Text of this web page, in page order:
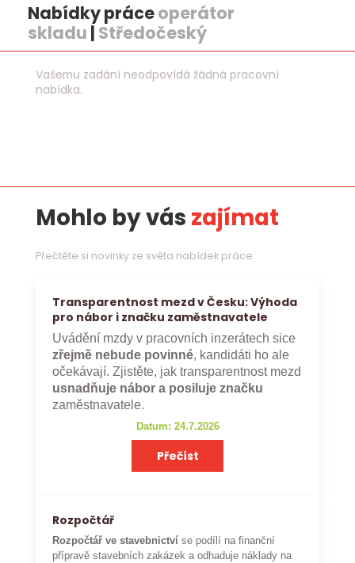
Nabídky práceoperátor
skladu | Středočeský
Vašemu zadání neodpovídá žádná pracovní
nabídka.
Mohlo by vás zajímat
Přečtěte si novinky ze světa nabídek práce
Transparentnost mezd v Česku: Výhoda
pro nábor i značku zaměstnavatele
Uvádění mzdy v pracovních inzerátech sice
zřejmě nebude povinné, kandidáti ho ale
očekávají. Zjistěte, jak transparentnost mezd
usnadňuje nábor a posiluje značku
zaměstnavatele.
Datum: 24.7.2026
Přečíst
Rozpočtář
Rozpočtář ve stavebnictví se podílí na finanční
přípravě stavebních zakázek a odhaduje náklady na